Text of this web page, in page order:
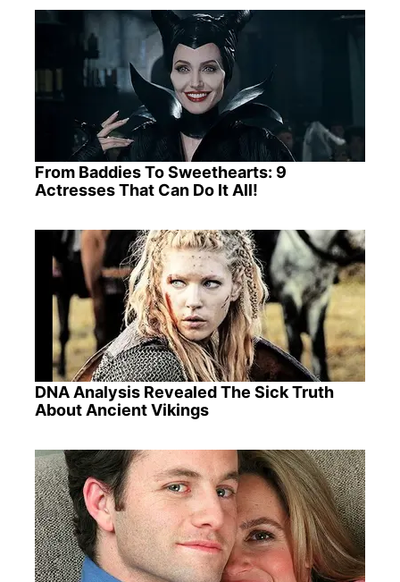
From Baddies To Sweethearts: 9
Actresses That Can Do It All!
DNA Analysis Revealed The Sick Truth
About Ancient Vikings